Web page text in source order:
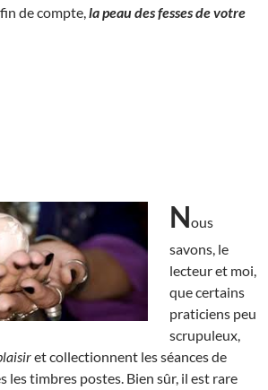
de compte, la peau des fesses de votre
Nous
savons, le
lecteur et moi,
que certains
praticiens peu
scrupuleux,
et collectionnent les séances de
les timbres postes. Bien sûr, il est rare